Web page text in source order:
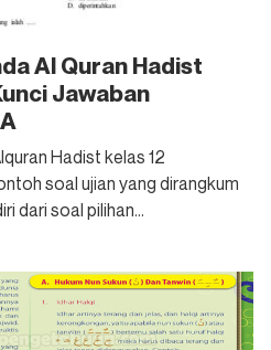
Al Quran Hadist
Jawaban
Hadist kelas 12
soal ujian yang dirangkum
dari soal pilihan...